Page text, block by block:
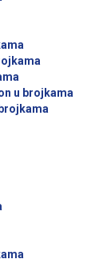
u brojkama